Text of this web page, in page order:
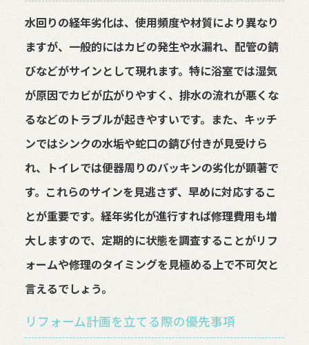
水回りの経年劣化は、使用頻度や材質により異なり
ますが、一般的にはカビの発生や水漏れ、配管の錆
びなどがサインとして現れます。特に浴室では湿気
が原因でカビが広がりやすく、排水の流れが悪くな
るなどのトラブルが起きやすいです。また、キッチ
ンではシンクの水垢や蛇口の錆び付きが見受けら
れ、トイレでは便器周りのパッキンの劣化が顕著で
す。これらのサインを見逃さず、早めに対応するこ
とが重要です。経年劣化が進行すれば修理費用も増
大しますので、定期的に状態を調査することがリフ
ォームや修理のタイミングを見極める上で不可欠と
言えるでしょう。
リフォーム計画を立てる際の優先事項